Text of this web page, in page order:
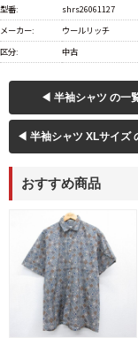
型番:
shrs26061127
メーカー:
ウールリッチ
区分:
中古
◀ 半袖シャツ の一
◀ 半袖シャツ XLサイズ
おすすめ商品